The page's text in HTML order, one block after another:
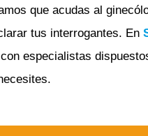
que acudas al
tus interrogantes. En
especialistas